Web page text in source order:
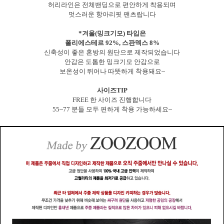
허리라인은 전체밴딩으로 편안하게 착용되며
멋스러운 항아리핏 팬츠랍니다
*겨울(밍크기모) 타입은
폴리에스테르 92%, 스판덱스 8%
신축성이 좋은 혼방의 원단으로 제작되었습니다
안감은 도톰한 밍크기모 안감으로
보온성이 뛰어나 따뜻하게 착용돼요~
사이즈TIP
FREE 한 사이즈 진행합니다
55~77 분들 모두 편하게 착용 가능하세요~